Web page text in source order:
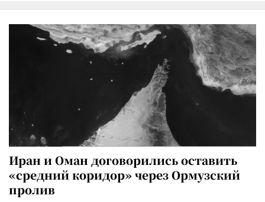
Иран и Оман договорились оставить
«средний коридор» через Ормузский
пролив